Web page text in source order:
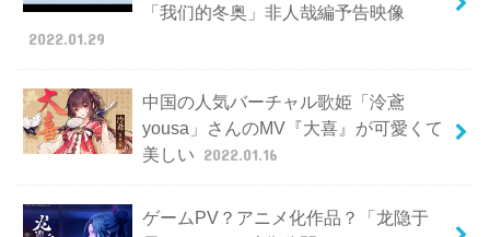
「我们的冬奥」非人哉編予告映像
2022.01.29
中国の人気バーチャル歌姫「泠鳶
yousa」さんのMV『大喜』が可愛くて
美しい 2022.01.16
ゲームPV？アニメ化作品？「龙隐于